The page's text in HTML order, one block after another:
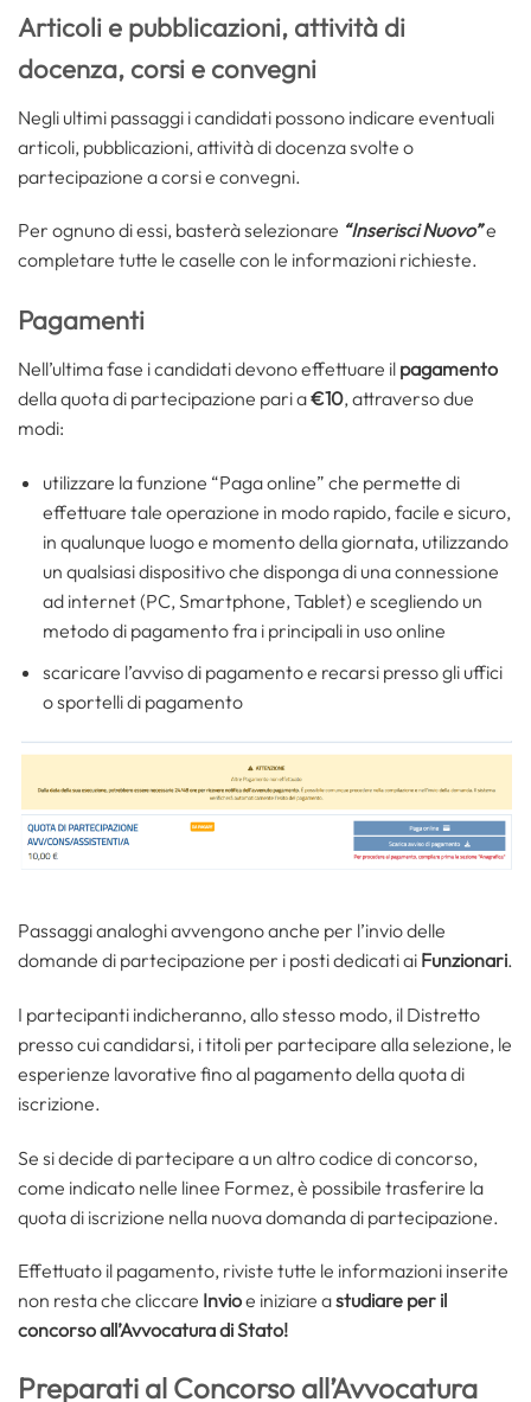
Articoli e pubblicazioni, attività di
docenza, corsi e convegni
Negli ultimi passaggi i candidati possono indicare eventuali
articoli, pubblicazioni, attività di docenza svolte o
partecipazione a corsi e convegni.
Per ognuno di essi, basterà selezionare “Inserisci Nuovo”e
completare tutte le caselle con le informazioni richieste.
Pagamenti
Nell’ultima fase i candidati devono effettuare il pagamento
della quota di partecipazione pari a€10, attraverso due
modi:
utilizzare la funzione “Paga online” che permette di
effettuare tale operazione in modo rapido, facile e sicuro,
in qualunque luogo e momento della giornata, utilizzando
un qualsiasi dispositivo che disponga di una connessione
ad internet (PC, Smartphone, Tablet) e scegliendo un
metodo di pagamento fra i principali in uso online
scaricare l’avviso di pagamento e recarsi presso gli uffici
o sportelli di pagamento
Passaggi analoghi avvengono anche per l’invio delle
domande di partecipazione per i posti dedicati ai Funzionari.
I partecipanti indicheranno, allo stesso modo, il Distretto
presso cui candidarsi, i titoli per partecipare alla selezione, le
esperienze lavorative fino al pagamento della quota di
iscrizione.
Se si decide di partecipare a un altro codice di concorso,
come indicato nelle linee Formez, è possibile trasferire la
quota di iscrizione nella nuova domanda di partecipazione.
Effettuato il pagamento, riviste tutte le informazioni inserite
non resta che cliccare Invioe iniziare astudiare per il
concorso all’Avvocatura di Stato!
Preparati al Concorso all’Avvocatura